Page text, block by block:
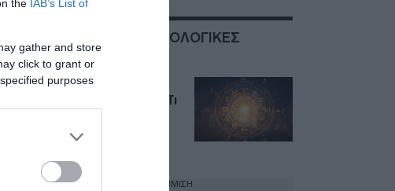
the IAB’s List of
gather and store
click to grant or
purposes
ΣΧΕΤΙΚΑ ΜΕ:ΑΣΤΡΟΛΟΓΙΚΕΣ
ΠΡΟΒΛΕΨΕΙΣ
Ζώδια σήμερα,
Κυριακή 19 Ιουλίου: Τι
είναι να αποφύγει
ΔΙΑΦΗΜΙΣΗ